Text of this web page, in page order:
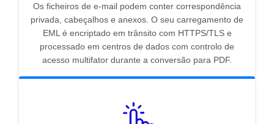
Os ficheiros de e-mail podem conter correspondência
privada, cabeçalhos e anexos. O seu carregamento de
EML é encriptado em trânsito com HTTPS/TLS e
processado em centros de dados com controlo de
acesso multifator durante a conversão para PDF.